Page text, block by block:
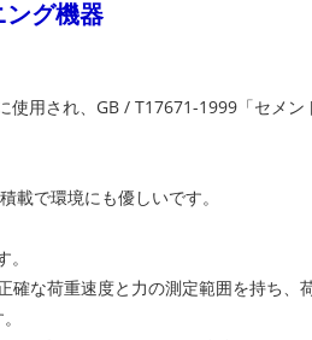
ング機器
用され、GB / T17671-1999「セメ
で環境にも優しいです。
な荷重速度と力の測定範囲を持ち、